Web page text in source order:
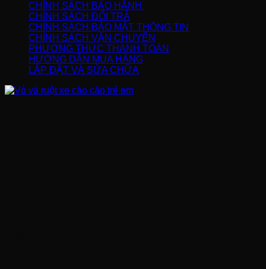
CHÍNH SÁCH BẢO HÀNH
CHÍNH SÁCH ĐỔI TRẢ
CHÍNH SÁCH BẢO MẬT THÔNG TIN
CHÍNH SÁCH VẬN CHUYỂN
PHƯƠNG THỨC THANH TOÁN
HƯỚNG DẪN MUA HÀNG
LẮP ĐẶT VÀ SỬA CHỮA